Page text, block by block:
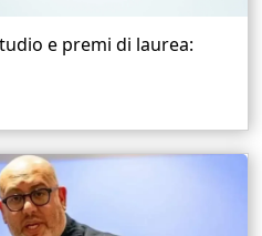
e premi di laurea: